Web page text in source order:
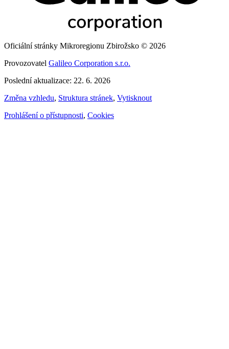
Oficiální stránky Mikroregionu Zbirožsko © 2026
Provozovatel Galileo Corporation s.r.o.
Poslední aktualizace: 22. 6. 2026
Změna vzhledu, Struktura stránek, Vytisknout
Prohlášení o přístupnosti, Cookies